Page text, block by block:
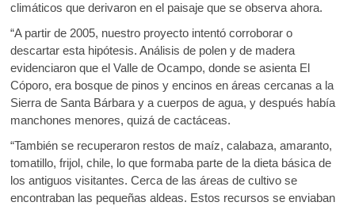
climáticos que derivaron en el paisaje que se observa ahora.
“A partir de 2005, nuestro proyecto intentó corroborar o
descartar esta hipótesis. Análisis de polen y de madera
evidenciaron que el Valle de Ocampo, donde se asienta El
Cóporo, era bosque de pinos y encinos en áreas cercanas a la
Sierra de Santa Bárbara y a cuerpos de agua, y después había
manchones menores, quizá de cactáceas.
“También se recuperaron restos de maíz, calabaza, amaranto,
tomatillo, frijol, chile, lo que formaba parte de la dieta básica de
los antiguos visitantes. Cerca de las áreas de cultivo se
encontraban las pequeñas aldeas. Estos recursos se enviaban